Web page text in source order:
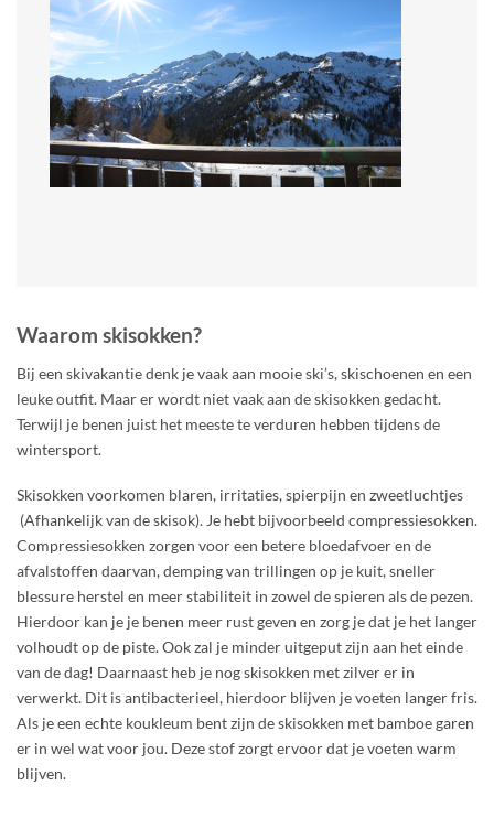
Waarom skisokken?
Bij een skivakantie denk je vaak aan mooie ski’s, skischoenen en een
leuke outfit. Maar er wordt niet vaak aan de skisokken gedacht.
Terwijl je benen juist het meeste te verduren hebben tijdens de
wintersport.
Skisokken voorkomen blaren, irritaties, spierpijn en zweetluchtjes
(Afhankelijk van de skisok). Je hebt bijvoorbeeld compressiesokken.
Compressiesokken zorgen voor een betere bloedafvoer en de
afvalstoffen daarvan, demping van trillingen op je kuit, sneller
blessure herstel en meer stabiliteit in zowel de spieren als de pezen.
Hierdoor kan je je benen meer rust geven en zorg je dat je het langer
volhoudt op de piste. Ook zal je minder uitgeput zijn aan het einde
van de dag! Daarnaast heb je nog skisokken met zilver er in
verwerkt. Dit is antibacterieel, hierdoor blijven je voeten langer fris.
Als je een echte koukleum bent zijn de skisokken met bamboe garen
er in wel wat voor jou. Deze stof zorgt ervoor dat je voeten warm
blijven.